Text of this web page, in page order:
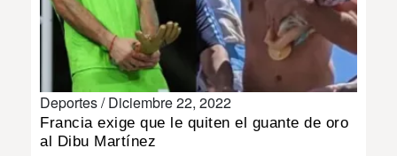
Deportes /Diciembre 22, 2022
Francia exige que le quiten el guante de oro
al Dibu Martínez